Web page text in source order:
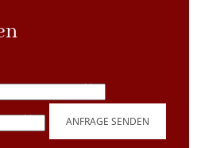
ANFRAGE SENDEN